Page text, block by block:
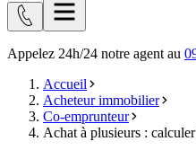
Appelez 24h/24 notre agent au
Accueil
Acheteur immobilier
Co-emprunteur
Achat à plusieurs :